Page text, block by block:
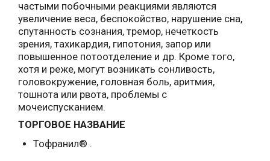
частыми побочными реакциями являются
увеличение веса, беспокойство, нарушение сна,
спутанность сознания, тремор, нечеткость
зрения, тахикардия, гипотония, запор или
повышенное потоотделение и др. Кроме того,
хотя и реже, могут возникать сонливость,
головокружение, головная боль, аритмия,
тошнота или рвота, проблемы с
мочеиспусканием.
ТОРГОВОЕ НАЗВАНИЕ
Тофранил® .